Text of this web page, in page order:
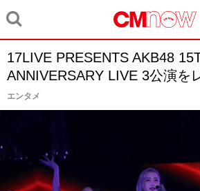
17LIVE PRESENTS AKB48
ANNIVERSARY LIVE 3公演を
エンタメ